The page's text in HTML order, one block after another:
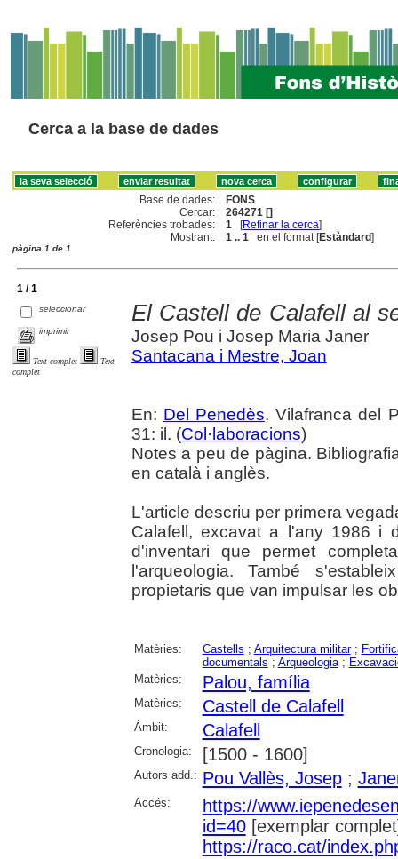
Cerca a la base de dades
Base de dades:
FONS
Cercar:
264271 []
Referències trobades:
1 [Refinar la cerca]
Mostrant:
1 .. 1 en el format [Estàndard]
pàgina 1 de 1
1 / 1
seleccionar
imprimir
Text complet
Text
complet
El Castell de Calafell al
Josep Pou i Josep Maria Janer
Santacana i Mestre, Joan
En: Del Penedès. Vilafranca del
31: il. (Col·laboracions)
Notes a peu de pàgina.
en català i anglès.
L'article descriu per primera
Calafell, excavat a l'any 1986 i
d'inventari que permet
l'arqueologia. També
propietaris que van impulsar les
Matèries: Castells ; Arquitectura militar;
documentals ; Arqueologia;
Matèries:
Palou, família
Matèries: Castell de Calafell
Àmbit: Calafell
Cronologia: [1500 - 1600]
Autors add.: Pou Vallès, Josep;
Accés:
https://
id=40[exemplar
https://raco.cat/